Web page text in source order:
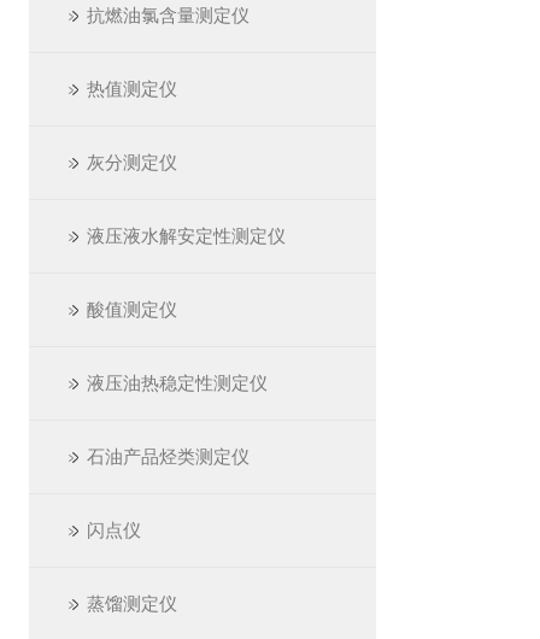
抗燃油氯含量测定仪
热值测定仪
灰分测定仪
液压液水解安定性测定仪
酸值测定仪
液压油热稳定性测定仪
石油产品烃类测定仪
闪点仪
蒸馏测定仪